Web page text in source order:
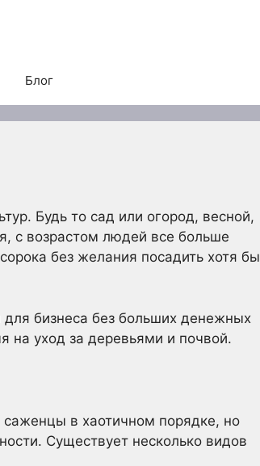
Блог
Будь то сад или огород, весной,
с возрастом людей все больше
без желания посадить хотя бы
бизнеса без больших денежных
на уход за деревьями и почвой.
в хаотичном порядке, но
Существует несколько видов